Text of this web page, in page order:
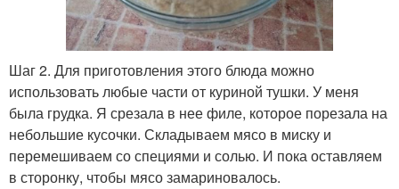
Шаг 2. Для приготовления этого блюда можно
использовать любые части от куриной тушки. У меня
была грудка. Я срезала в нее филе, которое порезала на
небольшие кусочки. Складываем мясо в миску и
перемешиваем со специями и солью. И пока оставляем
в сторонку, чтобы мясо замариновалось.